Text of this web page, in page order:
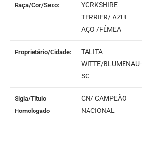
Raça/Cor/Sexo:
YORKSHIRE
TERRIER/ AZUL
AÇO /FÊMEA
Proprietário/Cidade:
TALITA
WITTE/BLUMENAU-
SC
Sigla/Título
Homologado
CN/ CAMPEÃO
NACIONAL